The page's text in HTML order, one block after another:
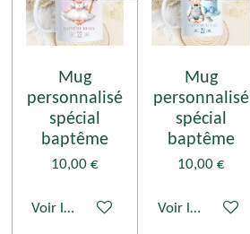
Mug
personnalisé
spécial
baptême
10,00 €
Voir les détails
Mug
personnalisé
spécial
baptême
10,00 €
Voir les détails